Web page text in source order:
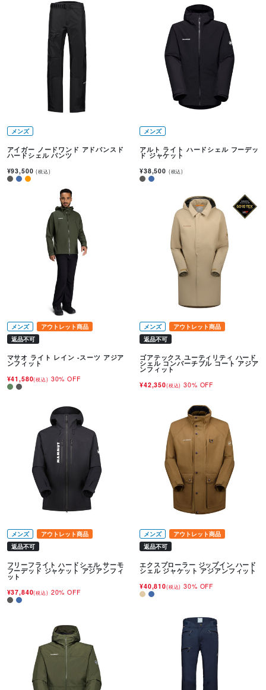
メンズ
アイガー ノードワンド アドバンスド
ハードシェル パンツ
¥93,500(税込)
メンズ
アルト ライト ハードシェル フーデッ
ド ジャケット
¥38,500 (税込)
メンズ
アウトレット商品
返品不可
マサオ ライト レイン -スーツ アジア
ンフィット
¥41,580(税込) 30% OFF
メンズ
アウトレット商品
返品不可
ゴアテックス ユーティリティ ハード
シェル コンバーチブル コート アジア
ンフィット
¥42,350(税込) 30% OFF
メンズ
アウトレット商品
返品不可
フリーフライト ハードシェル サーモ
フーデッド ジャケット アジアンフィ
ット
¥37,840(税込) 20% OFF
メンズ
アウトレット商品
返品不可
エクスプローラー ジップイン ハード
シェル ジャケット アジアンフィット
¥40,810(税込) 30% OFF